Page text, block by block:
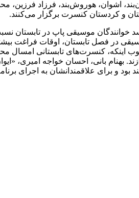
اشوان، هوروش‌بند، فرزاد
و کردستان کنسرت برگزار می‌کنند.
خوانندگان موسیقی پاپ در
در فصل تابستان، اوقات فراغت
اینکه، کنسرت‌های تابستانی امسال
بهنام بانی، احسان خواجه امیری،
بود و برای علاقمندانشان به اجرای